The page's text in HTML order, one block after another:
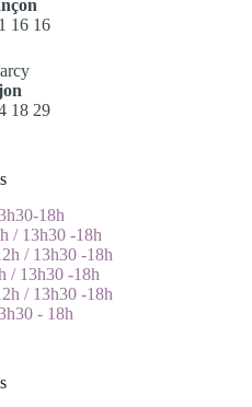
16 16
18 29
18h
/ 13h30 -18h
/ 13h30 -18h
/ 13h30 -18h
/ 13h30 -18h
- 18h